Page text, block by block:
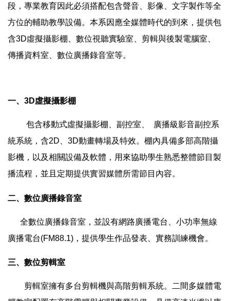
段，專業教育因此必須搭配包含聲音、影像、文字製作等全
方位的輔助教學設備。本系因應全媒體時代的到來，提供包
含3D虛擬攝影棚、數位視聽實驗室、剪輯與後製電腦室、
傳播資料室、數位廣播錄音室等。
一、3D虛擬攝影棚
包含移動式虛擬攝影棚、副控室、 廣播級影音副控系
統系統，含2D、3D動畫轉場及特效。棚內具備多部高階攝
影機，以及相關設備及軟體，用來協助學生熟悉整體節目製
播流程，並且定期提供實習媒體所需節目內容。
二、數位廣播錄音室
全數位廣播錄音室，並設有網路廣播電台、小功率無線
廣播電台(FM88.1)，提供學生作品發表、實務訓練機會。
三、數位剪輯室
剪輯室擁有多台剪輯機與高階剪輯系統。二間多媒體電